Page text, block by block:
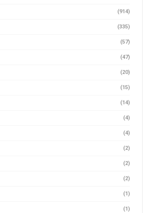
(914)
(335)
(57)
(47)
(20)
(15)
(14)
(4)
(4)
(2)
(2)
(2)
(1)
(1)